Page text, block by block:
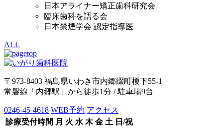
日本アライナー矯正歯科研究会
臨床歯科を語る会
日本禁煙学会 認定指導医
ALL
〒973-8403 福島県いわき市内郷綴町榎下55-1
常磐線「内郷駅」から徒歩1分 / 駐車場9台
0246-45-4618 WEB予約 アクセス
診療受付時間 月 火 水 木 金 土 日/祝